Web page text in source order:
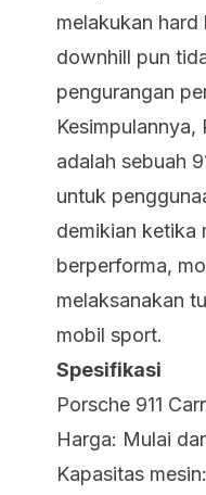
melakukan
downhill pun
pengurangan
Kesimpulannya,
adalah sebuah
untuk
demikian ketika
berperforma,
melaksanakan
mobil sport.
Spesifikasi
Porsche 911
Harga: Mulai
Kapasitas